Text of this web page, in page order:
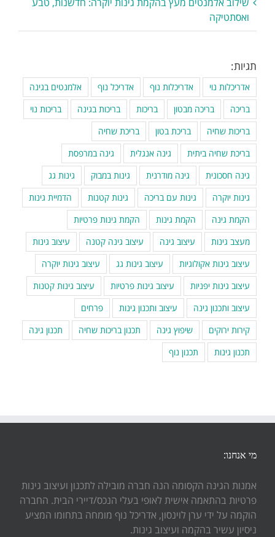
ואסתטיקה
תגיות:
אדריכלות נוי אדריכלות נוף אדריכל נוף
אלמנטים בגינה
בריכה
בריכה מבטון בריכות בריכות בגינה
בריכות נוי
בריכות שחיה
בריכת בטון
בריכת שחיה
בריכת שחיה ביתית
גינה אנגלית
גינה במרפסת
גינה חסכונית
גינה מודרנית גינות במבוק
גינות גג
גינות יוקרה
גינות עם בריכה גינות קטנות
הדמיית גינות
הקמת גינה
הקמת גינות
הקמת גינות פרטיות
מעצב גינות
עיצוב גינה עיצוב גינה קטנה
עיצוב גינות
עיצוב גינות אקולוגיות
עיצוב גינות גג
עיצוב גינות יוקרה
עיצוב גינות יפניות
עיצוב גינות פרטיות
עיצוב גינות קטנות
עיצוב ותכנון גינה
עיצוב ותכנון גינות
פרחים
קירות ירוקים
שיפוץ גינה תכנון בריכות שחיה
תכנון גינה
תכנון גינות
תכנון נוף
מי אנחנו:
אמנות הגינה הקסומה הנה חברה מובילה לתכנון ועיצוב גינות
פרטיות בהתאמה אישית לאופי בעלי הנכס/דיירי הבית. החברה
הוקמה על ידי ערן לוינסון, אדריכל נוף מומחה בתחומו המציע
ניסיון עשיר בהקמה ועיצוב גינות.